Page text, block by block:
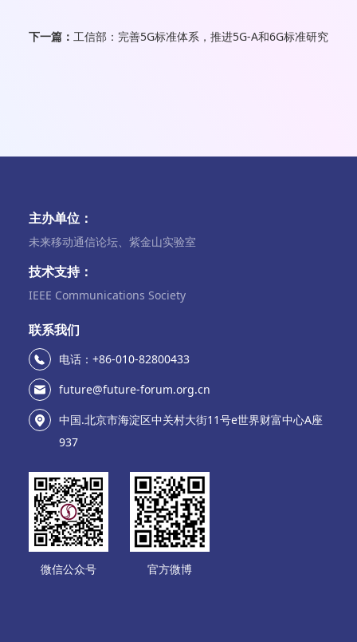
下一篇： 工信部：完善5G标准体系，推进5G-A和6G标准研究
主办单位：
未来移动通信论坛、紫金山实验室
技术支持：
IEEE Communications Society
联系我们
电话：+86-010-82800433
future@future-forum.org.cn
中国.北京市海淀区中关村大街11号e世界财富中心A座
937
微信公众号 官方微博